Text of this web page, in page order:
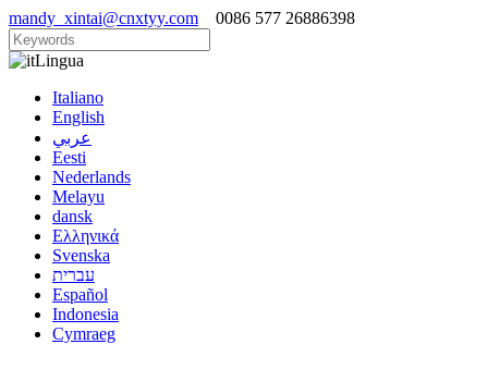
mandy_xintai@cnxtyy.com 0086 577 26886398
Lingua
Italiano
English
عربي
Eesti
Nederlands
Melayu
dansk
Ελληνικά
Svenska
עברית
Español
Indonesia
Cymraeg